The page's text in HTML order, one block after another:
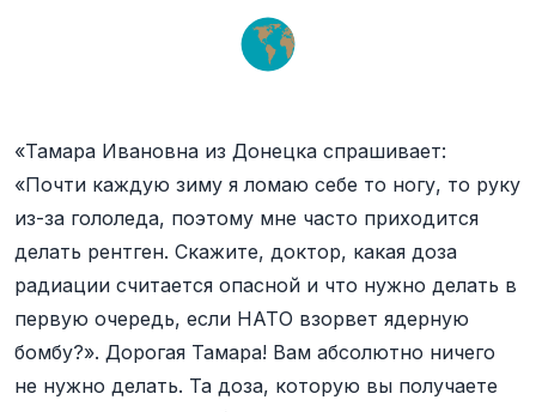
«Тамара Ивановна из Донецка спрашивает:
«Почти каждую зиму я ломаю себе то ногу, то руку
из-за гололеда, поэтому мне часто приходится
делать рентген. Скажите, доктор, какая доза
радиации считается опасной и что нужно делать в
первую очередь, если НАТО взорвет ядерную
бомбу?». Дорогая Тамара! Вам абсолютно ничего
не нужно делать. Та доза, которую вы получаете